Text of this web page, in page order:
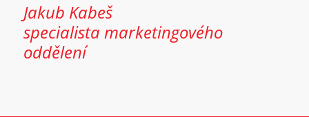
Jakub Kabeš
specialista marketingového
oddělení